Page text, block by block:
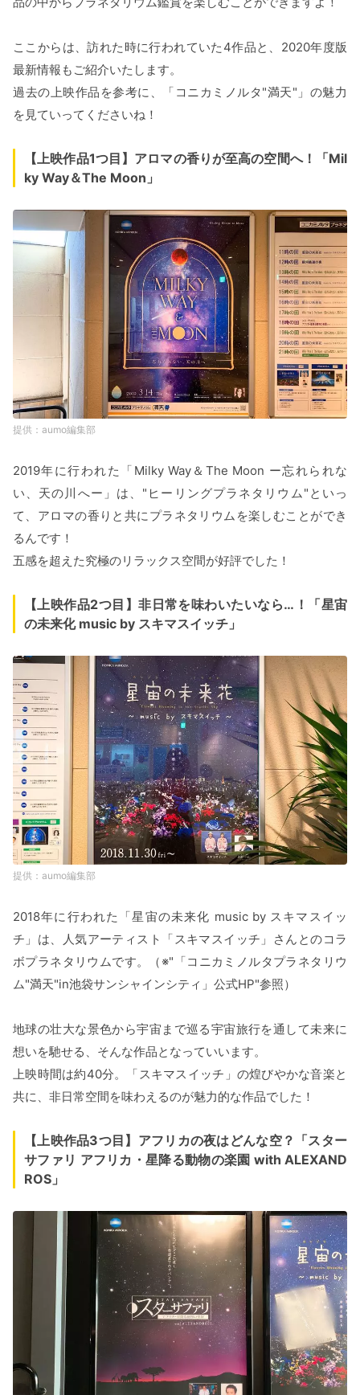
ここからは、訪れた時に行われていた4作品と、2020年度版
最新情報もご紹介いたします。
過去の上映作品を参考に、「コニカミノルタ"満天"」の魅力
を見ていってくださいね！
【上映作品1つ目】アロマの香りが至高の空間へ！「Mil
ky Way＆The Moon」
aumo編集部
2019年に行われた「Milky Way＆The Moon ー忘れられな
い、天の川へー」は、"ヒーリングプラネタリウム"といっ
て、アロマの香りと共にプラネタリウムを楽しむことができ
るんです！
五感を超えた究極のリラックス空間が好評でした！
【上映作品2つ目】非日常を味わいたいなら…！「星宙
の未来化 music by スキマスイッチ」
aumo編集部
2018年に行われた「星宙の未来化 music by スキマスイッ
チ」は、人気アーティスト「スキマスイッチ」さんとのコラ
ボプラネタリウムです。（※"「コニカミノルタプラネタリウ
ム"満天"in池袋サンシャインシティ」公式HP"参照）
地球の壮大な景色から宇宙まで巡る宇宙旅行を通して未来に
想いを馳せる、そんな作品となっていいます。
上映時間は約40分。「スキマスイッチ」の煌びやかな音楽と
共に、非日常空間を味わえるのが魅力的な作品でした！
【上映作品3つ目】アフリカの夜はどんな空？「スター
サファリ アフリカ・星降る動物の楽園 with ALEXAND
ROS」